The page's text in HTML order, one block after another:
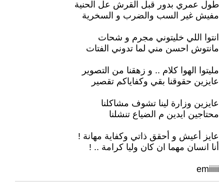
طول عمري بدور قبل القرش عل الحنية
مفيش غير السب والضرب و السخرية
انتوا اللي خليتوني مجرم و شحات
مانتوش احسن مني لما تدوني الفتات
مليتوا الهوا كلام .. و زهقنا من التصوير
عايزين حقوقنا بقي وكفاياكم تقصير
عايزين وزارة لينا تشوف مشاكلنا
محتاجين ايدين م الضياع تنشلنا
عايز أعيش و أحقق ذاتي وكفاية مهانة !
أنا انسان مهما ان كان وليا كرامة .. !
emiiiii